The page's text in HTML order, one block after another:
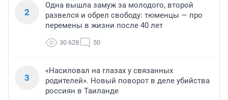
2
Одна вышла замуж за молодого, второй
развелся и обрел свободу: тюменцы — про
перемены в жизни после 40 лет
30 628 50
3
«Насиловал на глазах у связанных
родителей». Новый поворот в деле убийства
россиян в Таиланде